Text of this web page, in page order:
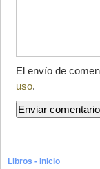
El envío de
uso.
Libros - Inicio